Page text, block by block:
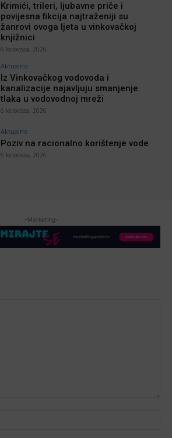
Krimići, trileri, ljubavne priče i
povijesna fikcija najtraženiji su
žanrovi ovoga ljeta u vinkovačkoj
knjižnici
6 kolovoza, 2026
Aktualno
Iz Vinkovačkog vodovoda i
kanalizacije najavljuju smanjenje
tlaka u vodovodnoj mreži
6 kolovoza, 2026
Aktualno
Poziv na racionalno korištenje vode
6 kolovoza, 2026
-Marketing-